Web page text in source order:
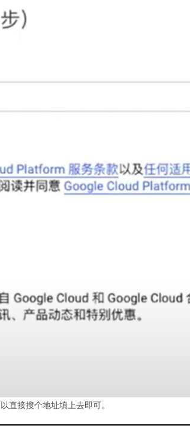
直接搜个地址填上去即可。